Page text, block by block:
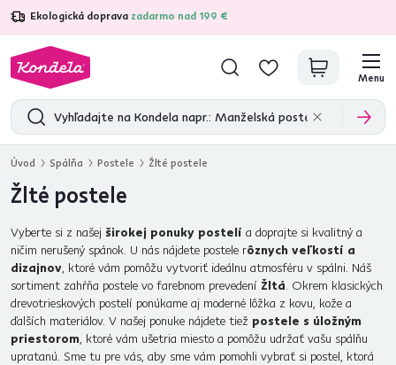
Ekologická doprava zadarmo nad 199 €
4,7 31 285overených produktových recenzií
Menu
Úvod Spálňa Postele Žlté postele
Žlté postele
Vyberte si z našej širokej ponuky postelí a doprajte si kvalitný a
ničim nerušený spánok. U nás nájdete postele rôznych veľkostí a
dizajnov, ktoré vám pomôžu vytvoriť ideálnu atmosféru v spálni. Náš
sortiment zahŕňa postele vo farebnom prevedení Žltá. Okrem klasických
drevotrieskových postelí ponúkame aj moderné lôžka z kovu, kože a
ďalších materiálov. V našej ponuke nájdete tiež postele s úložným
priestorom, ktoré vám ušetria miesto a pomôžu udržať vašu spálňu
upratanú. Sme tu pre vás, aby sme vám pomohli vybrať si postel, ktorá